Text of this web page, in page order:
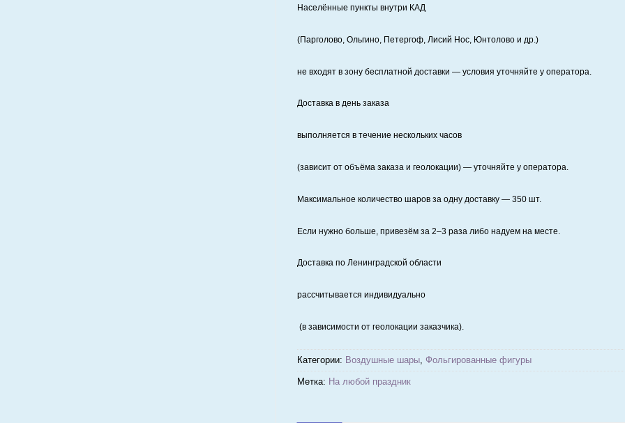
Населённые пункты внутри КАД
(Парголово, Ольгино, Петергоф, Лисий Нос, Юнтолово и др.)
не входят в зону бесплатной доставки — условия уточняйте у оператора.
Доставка в день заказа
выполняется в течение нескольких часов
(зависит от объёма заказа и геолокации) — уточняйте у оператора.
Максимальное количество шаров за одну доставку — 350 шт.
Если нужно больше, привезём за 2–3 раза либо надуем на месте.
Доставка по Ленинградской области
рассчитывается индивидуально
(в зависимости от геолокации заказчика).
Категории: Воздушные шары, Фольгированные фигуры
Метка: На любой праздник